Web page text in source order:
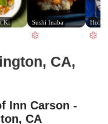
Ki Sushi Inaba
CA,
Inn Carson -
CA